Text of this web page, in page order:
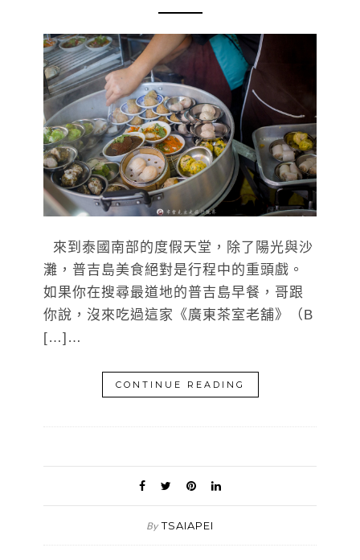
來到泰國南部的度假天堂，除了陽光與沙
灘，普吉島美食絕對是行程中的重頭戲。
如果你在搜尋最道地的普吉島早餐，哥跟
你說，沒來吃過這家《廣東茶室老舖》（B
[…]…
CONTINUE READING
By TSAIAPEI